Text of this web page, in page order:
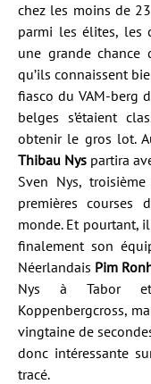
chez les moins de
parmi les élites, les
une grande chance
qu’ils connaissent
fiasco du VAM-berg
belges s’étaient
obtenir le gros lot.
Thibau Nys partira
Sven Nys,
premières courses
monde. Et pourtant,
finalement son
Néerlandais Pim
Nys à Tabor et
Koppenbergcross,
vingtaine de
donc intéressante
tracé.